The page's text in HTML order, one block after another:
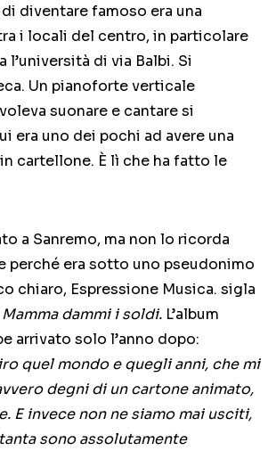
diventare famoso era una
i locali del centro, in particolare
l’università di via Balbi. Si
Un pianoforte verticale
suonare e cantare si
era uno dei pochi ad avere una
cartellone. È lì che ha fatto le
a Sanremo, ma non lo ricorda
perché era sotto uno pseudonimo
chiaro, Espressione Musica. sigla
Mamma dammi i soldi. L’album
arrivato solo l’anno dopo:
quel mondo e quegli anni, che mi
degni di un cartone animato,
E invece non ne siamo mai usciti,
sono assolutamente